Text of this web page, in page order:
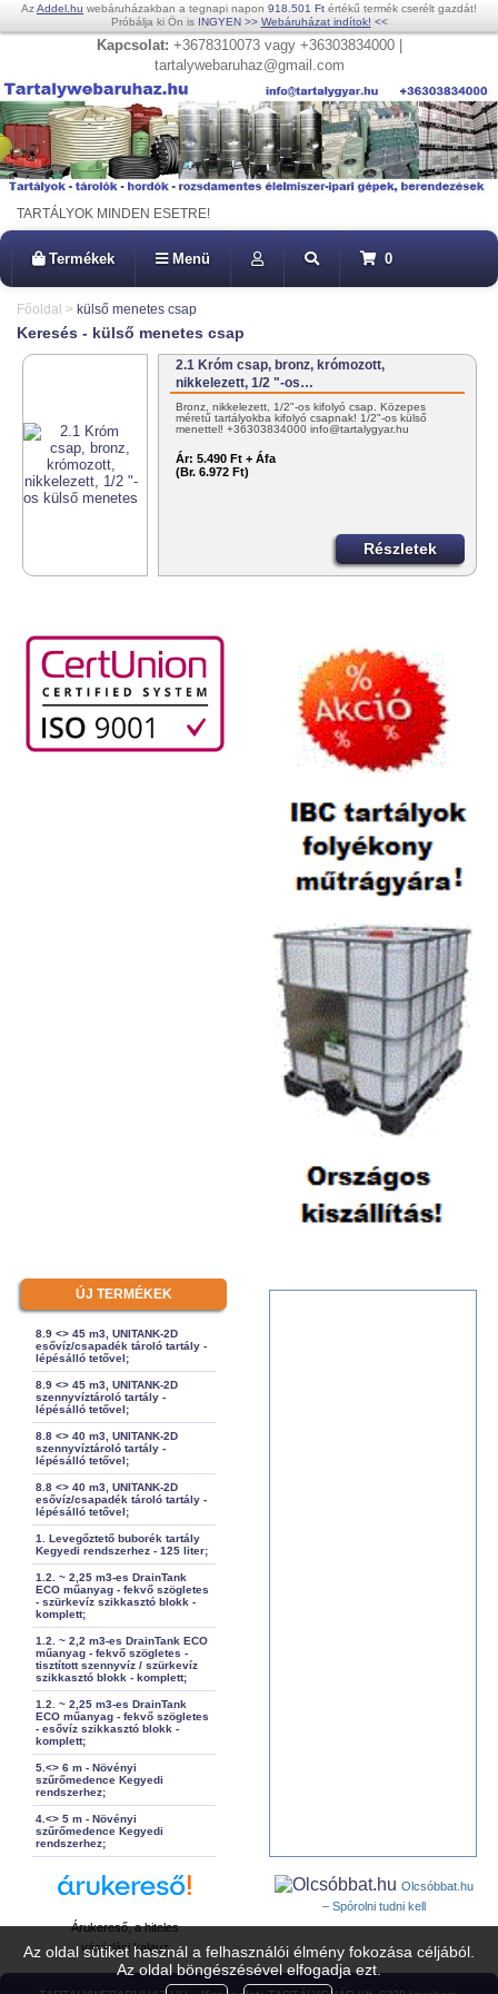
Az oldal sütiket használ a felhasználói élmény fokozása céljából.
Az oldal böngészésével elfogadja ezt.
AzAddel.hu webáruházakban a tegnapi napon 918.501 Ft értékű termék cserélt gazdát!
Próbálja ki Ön is INGYEN >> Webáruházat indítok! <<
Kapcsolat: +3678310073 vagy +36303834000 |
tartalywebaruhaz@gmail.com
TARTÁLYOK MINDEN ESETRE!
Termékek Menü 0
Főoldal > külső menetes csap
Keresés - külső menetes csap
2.1 Króm csap, bronz, krómozott,
nikkelezett, 1/2 "-os…
Bronz, nikkelezett, 1/2"-os kifolyó csap. Közepes
méretű tartályokba kifolyó csapnak! 1/2"-os külső
menettel! +36303834000 info@tartalygyar.hu
Ár: 5.490 Ft + Áfa
(Br. 6.972 Ft)
Részletek
ÚJ TERMÉKEK
8.9 <> 45 m3, UNITANK-2D
esővíz/csapadék tároló tartály -
lépésálló tetővel;
8.9 <> 45 m3, UNITANK-2D
szennyvíztároló tartály -
lépésálló tetővel;
8.8 <> 40 m3, UNITANK-2D
szennyvíztároló tartály -
lépésálló tetővel;
8.8 <> 40 m3, UNITANK-2D
esővíz/csapadék tároló tartály -
lépésálló tetővel;
1. Levegőztető buborék tartály
Kegyedi rendszerhez - 125 liter;
1.2. ~ 2,25 m3-es DrainTank
ECO műanyag - fekvő szögletes
- szürkevíz szikkasztó blokk -
komplett;
1.2. ~ 2,2 m3-es DrainTank ECO
műanyag - fekvő szögletes -
tisztított szennyvíz / szürkevíz
szikkasztó blokk - komplett;
1.2. ~ 2,25 m3-es DrainTank
ECO műanyag - fekvő szögletes
- esővíz szikkasztó blokk -
komplett;
5.<> 6 m - Növényi
szűrőmedence Kegyedi
rendszerhez;
4.<> 5 m - Növényi
szűrőmedence Kegyedi
rendszerhez;
Árukereső, a hiteles
vásárlási kalauz
Olcsóbbat.hu
– Spórolni tudni kell